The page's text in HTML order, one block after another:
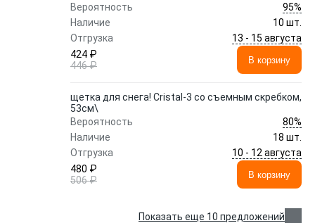
Вероятность
95%
Наличие
10 шт.
Отгрузка
13 - 15 августа
424 ₽
446 ₽
В корзину
щетка для снега! Cristal-3 со съемным скребком,
53см\
Вероятность
80%
Наличие
18 шт.
Отгрузка
10 - 12 августа
480 ₽
506 ₽
В корзину
Показать еще 10 предложений